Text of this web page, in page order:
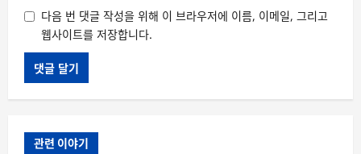
다음 번 댓글 작성을 위해 이 브라우저에 이름, 이메일, 그리고
웹사이트를 저장합니다.
관련 이야기